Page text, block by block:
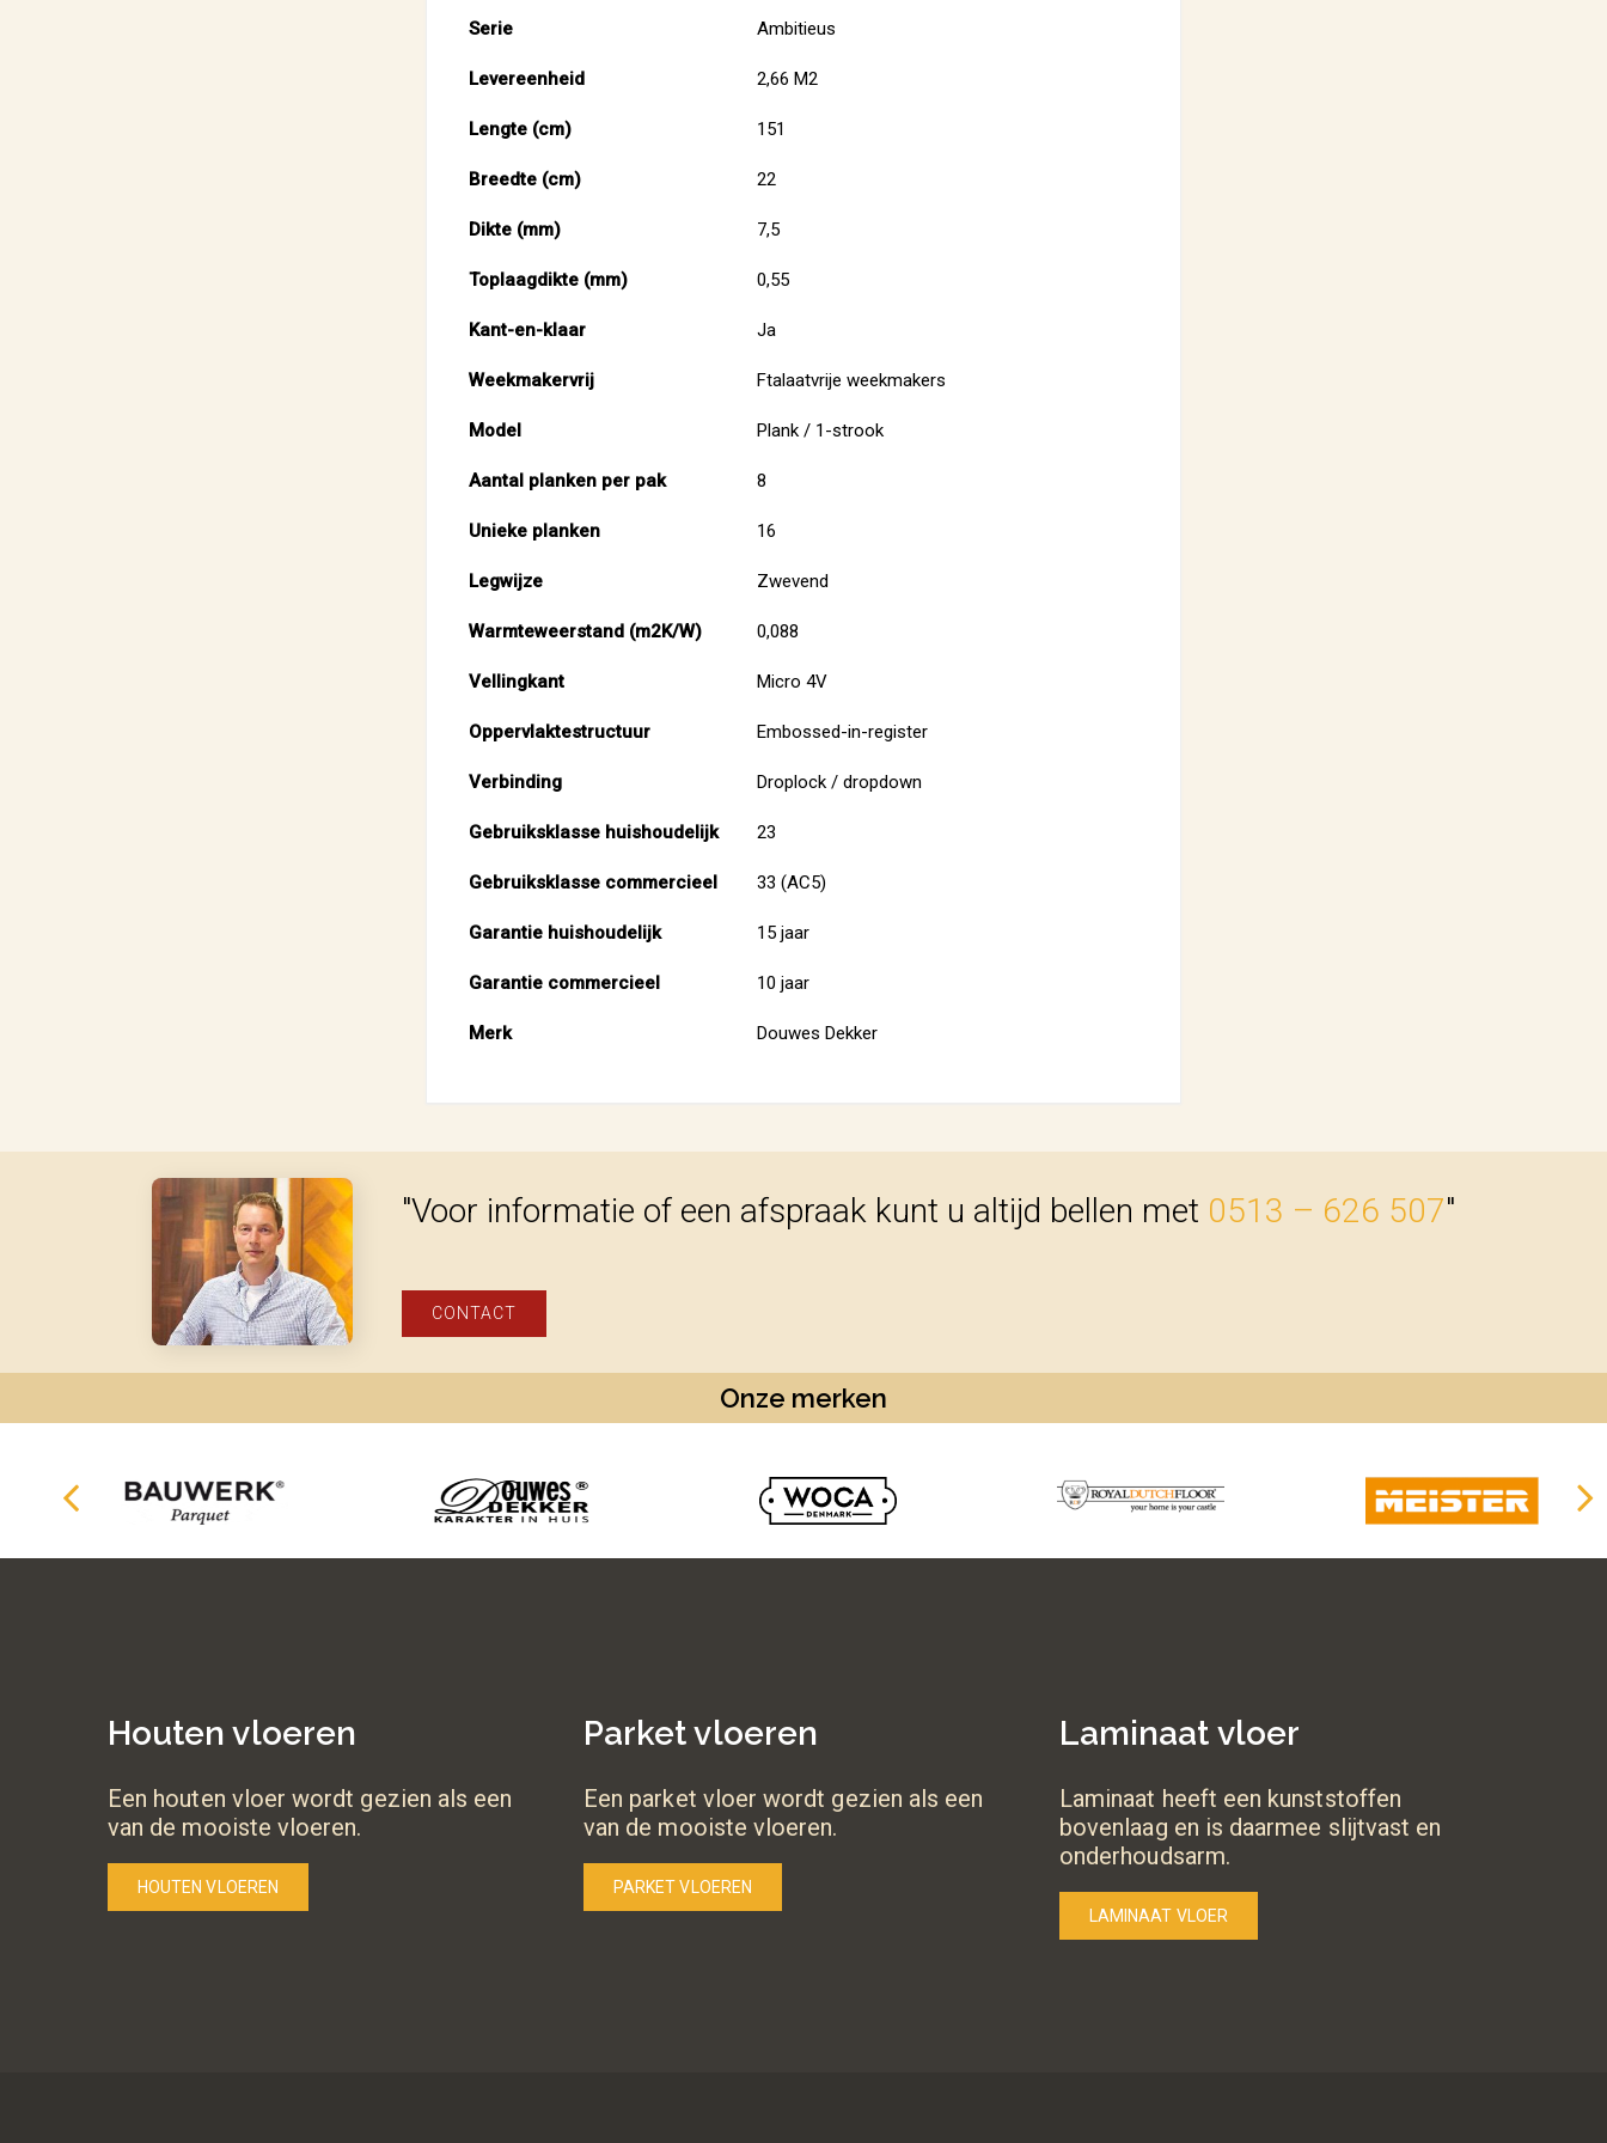
Serie Ambitieus
Levereenheid 2,66 M2
Lengte (cm) 151
Breedte (cm) 22
Dikte (mm) 7,5
Toplaagdikte (mm) 0,55
Kant-en-klaar Ja
Weekmakervrij Ftalaatvrije weekmakers
Model Plank / 1-strook
Aantal planken per pak 8
Unieke planken 16
Legwijze Zwevend
Warmteweerstand (m2K/W) 0,088
Vellingkant Micro 4V
Oppervlaktestructuur Embossed-in-register
Verbinding Droplock / dropdown
Gebruiksklasse huishoudelijk 23
Gebruiksklasse commercieel 33 (AC5)
Garantie huishoudelijk 15 jaar
Garantie commercieel 10 jaar
Merk Douwes Dekker
"Voor informatie of een afspraak kunt u altijd bellen met 0513 – 626 507"
CONTACT
Onze merken
Houten vloeren
Een houten vloer wordt gezien als een
van de mooiste vloeren.
HOUTEN VLOEREN
Parket vloeren
Een parket vloer wordt gezien als een
van de mooiste vloeren.
PARKET VLOEREN
Laminaat vloer
Laminaat heeft een kunststoffen
bovenlaag en is daarmee slijtvast en
onderhoudsarm.
LAMINAAT VLOER